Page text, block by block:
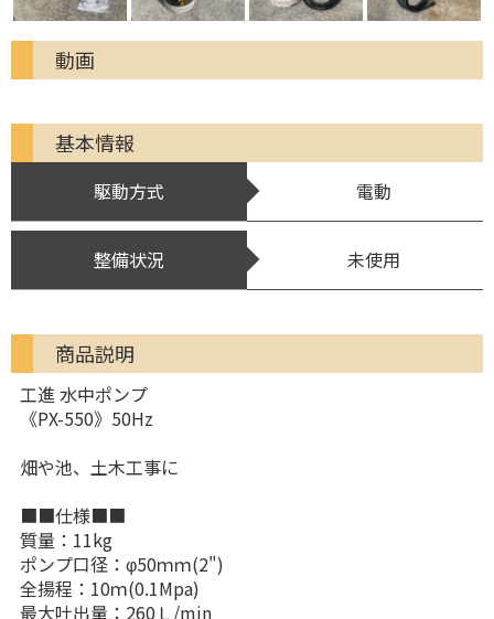
動画
基本情報
駆動方式 電動
整備状況 未使用
商品説明
工進 水中ポンプ
《PX-550》50Hz
畑や池、土木工事に
■■仕様■■
質量：11kg
ポンプ口径：φ50ｍｍ(2")
全揚程：10ｍ(0.1Mpa)
最大吐出量：260Ｌ/min